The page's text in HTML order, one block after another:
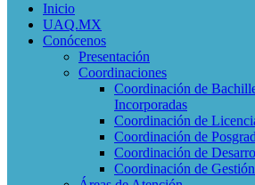
Inicio
UAQ.MX
Conócenos
Presentación
Coordinaciones
Coordinación de
Incorporadas
Coordinación de
Coordinación de
Coordinación de
Coordinación de